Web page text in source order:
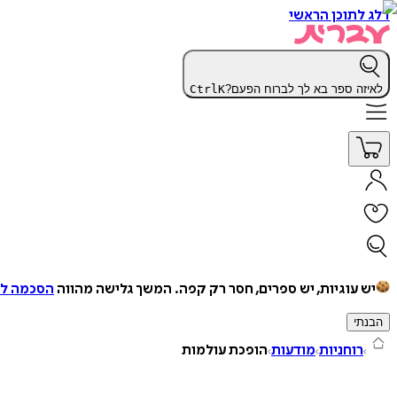
דלג לתוכן הראשי
לאיזה ספר בא לך לברוח הפעם? CtrlK
יש עוגיות, יש ספרים, חסר רק קפה. המשך גלישה מהווה הסכמה
הבנתי
רוחניות מודעות הופכת עולמות